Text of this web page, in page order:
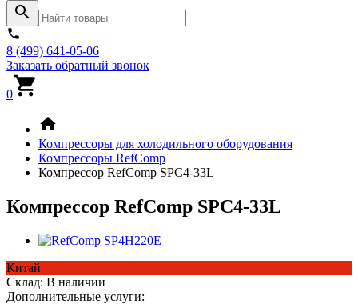
8 (499) 641-05-06
Заказать обратный звонок
0
Компрессоры для холодильного оборудования
Компрессоры RefComp
Компрессор RefComp SPC4-33L
Компрессор RefComp SPC4-33L
Китай
Склад: В наличии
Дополнительные услуги: